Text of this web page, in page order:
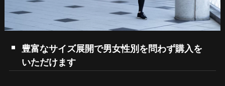
豊富なサイズ展開で男女性別を問わず購入を
いただけます